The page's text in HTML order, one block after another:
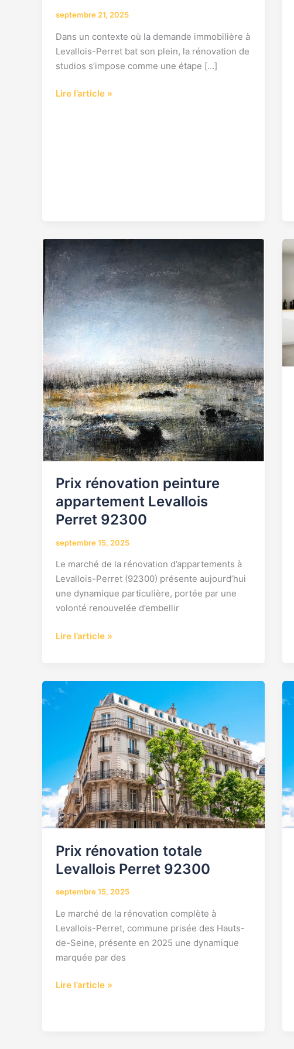
septembre 21, 2025
Dans un contexte où la demande immobilière à
Levallois-Perret bat son plein, la rénovation de
studios s’impose comme une étape […]
Lire l’article »
Prix rénovation peinture
appartement Levallois
Perret 92300
septembre 15, 2025
Le marché de la rénovation d’appartements à
Levallois-Perret (92300) présente aujourd’hui
une dynamique particulière, portée par une
volonté renouvelée d’embellir
Prix
rénovation
peinture
appartement
Levallois
Perret
92300
Lire l’article »
Prix rénovation totale
Levallois Perret 92300
septembre 15, 2025
Le marché de la rénovation complète à
Levallois-Perret, commune prisée des Hauts-
de-Seine, présente en 2025 une dynamique
marquée par des
Prix
rénovation
Levallois
Perret
92300
Lire l’article »